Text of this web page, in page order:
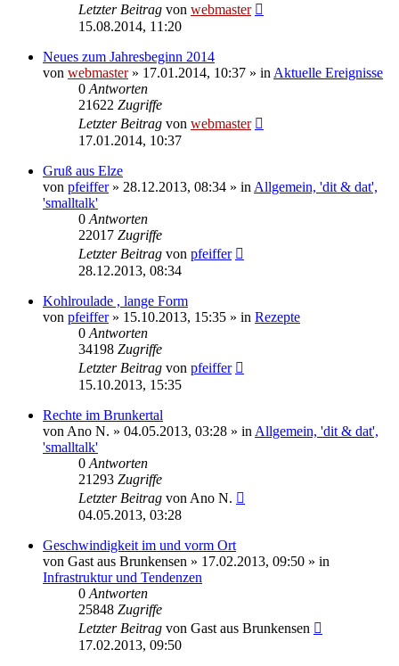
Letzter Beitrag von webmaster
15.08.2014, 11:20
Neues zum Jahresbeginn 2014
von webmaster» 17.01.2014, 10:37 » in Aktuelle Ereignisse
0 Antworten
21622 Zugriffe
Letzter Beitrag von webmaster
17.01.2014, 10:37
Gruß aus Elze
von pfeiffer» 28.12.2013, 08:34 » in Allgemein, 'dit & dat',
'smalltalk'
0 Antworten
22017 Zugriffe
Letzter Beitrag von pfeiffer
28.12.2013, 08:34
Kohlroulade , lange Form
von pfeiffer» 15.10.2013, 15:35 » in Rezepte
0 Antworten
34198 Zugriffe
Letzter Beitrag von pfeiffer
15.10.2013, 15:35
Rechte im Brunkertal
von Ano N. » 04.05.2013, 03:28 » in Allgemein, 'dit & dat',
'smalltalk'
0 Antworten
21293 Zugriffe
Letzter Beitrag von Ano N.
04.05.2013, 03:28
Geschwindigkeit im und vorm Ort
von Gast aus Brunkensen » 17.02.2013, 09:50 » in
Infrastruktur und Tendenzen
0 Antworten
25848 Zugriffe
Letzter Beitrag von Gast aus Brunkensen
17.02.2013, 09:50